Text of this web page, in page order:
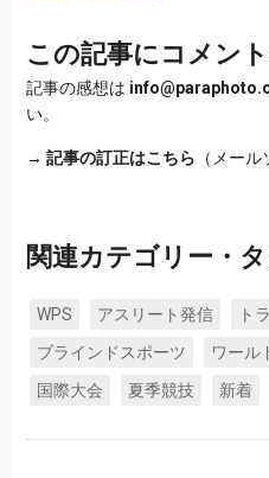
この記事にコメン
記事の感想は
い。
→ 記事の訂正はこちら （メー
関連カテゴリー・
WPS アスリート発信
ト
ブラインドスポーツ
ワール
国際大会
夏季競技 新着